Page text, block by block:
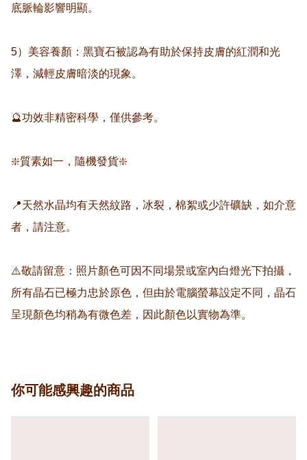
底脈輪影響明顯。
5）美容養顏：黑寶石被認為有助於保持皮膚的紅潤和光
澤，減輕皮膚暗淡的現象。
🔮功效非精密科學，僅供參考。
❇️質素如一，隨機發貨❇️
📍天然水晶均有天然紋路，冰裂，棉絮或少許礦缺，如介意
者，請注意。
⚠️敬請留意：照片顏色可因不同場景或室內白燈光下拍攝，
所有晶石已極力忠於原色，但由於電腦螢幕設定不同，晶石
呈現顏色均稍為有微色差，因此顏色以實物為準。
你可能感興趣的商品